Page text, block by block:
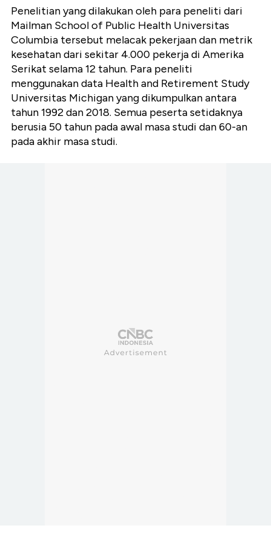
Penelitian yang dilakukan oleh para peneliti dari
Mailman School of Public Health Universitas
Columbia tersebut melacak pekerjaan dan metrik
kesehatan dari sekitar 4.000 pekerja di Amerika
Serikat selama 12 tahun. Para peneliti
menggunakan data Health and Retirement Study
Universitas Michigan yang dikumpulkan antara
tahun 1992 dan 2018. Semua peserta setidaknya
berusia 50 tahun pada awal masa studi dan 60-an
pada akhir masa studi.